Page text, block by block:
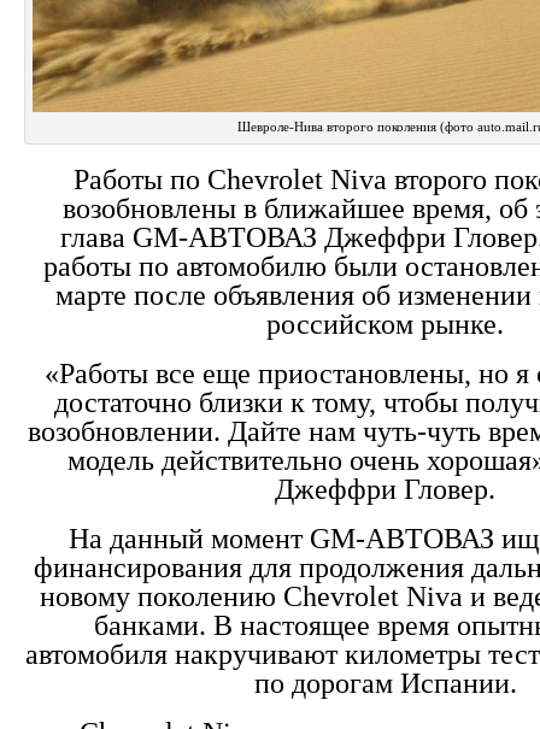
Шевроле-Нива второго поколения (фото
Работы по Chevrolet Niva второго
возобновлены в ближайшее время, об
глава GM-АВТОВАЗ Джеффри
работы по автомобилю были
марте после объявления об
российском рынке.
«Работы все еще приостановлены, но
достаточно близки к тому, чтобы
возобновлении. Дайте нам чуть-чуть
модель действительно очень
Джеффри Гловер.
На данный момент GM-АВТОВАЗ
финансирования для продолжения
новому поколению Chevrolet Niva и
банками. В настоящее время
автомобиля накручивают километры
по дорогам Испании.